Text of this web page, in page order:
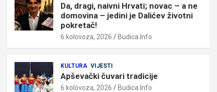
Da, dragi, naivni Hrvati; novac – a ne
domovina – jedini je Dalićev životni
pokretač!
6 kolovoza, 2026 Budica Info
KULTURA VIJESTI
Apševački čuvari tradicije
6 kolovoza, 2026 Budica Info